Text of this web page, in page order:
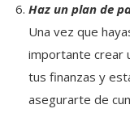
Haz un plan de
Una vez que
importante crear
tus finanzas y
asegurarte de